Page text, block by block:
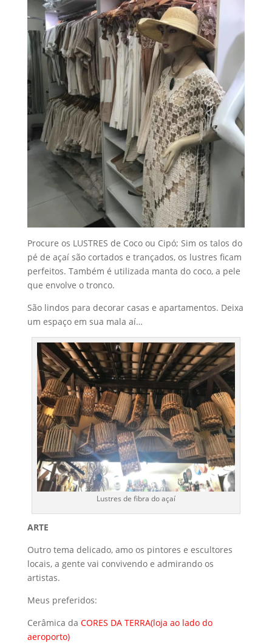
Procure os LUSTRES de Coco ou Cipó; Sim os talos do
pé de açaí são cortados e trançados, os lustres ficam
perfeitos. Também é utilizada manta do coco, a pele
que envolve o tronco.
São lindos para decorar casas e apartamentos. Deixa
um espaço em sua mala aí…
Lustres de fibra do açaí
ARTE
Outro tema delicado, amo os pintores e escultores
locais, a gente vai convivendo e admirando os
artistas.
Meus preferidos:
Cerâmica da CORES DA TERRA(loja ao lado do
aeroporto)